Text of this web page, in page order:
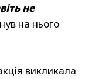
не
на нього
викликала